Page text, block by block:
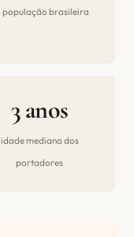
população brasileira
3 anos
idade mediana dos
portadores